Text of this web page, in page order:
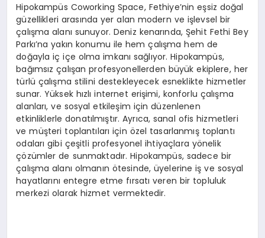
Hipokampüs Coworking Space, Fethiye’nin eşsiz doğal
güzellikleri arasında yer alan modern ve işlevsel bir
çalışma alanı sunuyor. Deniz kenarında, Şehit Fethi Bey
Parkı’na yakın konumu ile hem çalışma hem de
doğayla iç içe olma imkanı sağlıyor. Hipokampüs,
bağımsız çalışan profesyonellerden büyük ekiplere, her
türlü çalışma stilini destekleyecek esneklikte hizmetler
sunar. Yüksek hızlı internet erişimi, konforlu çalışma
alanları, ve sosyal etkileşim için düzenlenen
etkinliklerle donatılmıştır. Ayrıca, sanal ofis hizmetleri
ve müşteri toplantıları için özel tasarlanmış toplantı
odaları gibi çeşitli profesyonel ihtiyaçlara yönelik
çözümler de sunmaktadır. Hipokampüs, sadece bir
çalışma alanı olmanın ötesinde, üyelerine iş ve sosyal
hayatlarını entegre etme fırsatı veren bir topluluk
merkezi olarak hizmet vermektedir.